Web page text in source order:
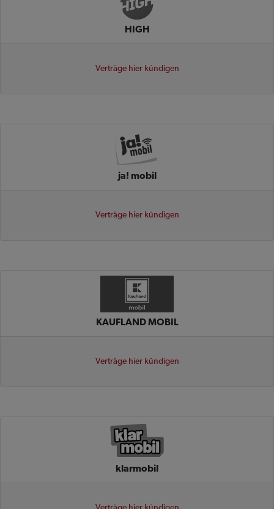
HIGH
Verträge hier kündigen
ja! mobil
Verträge hier kündigen
KAUFLAND MOBIL
Verträge hier kündigen
klarmobil